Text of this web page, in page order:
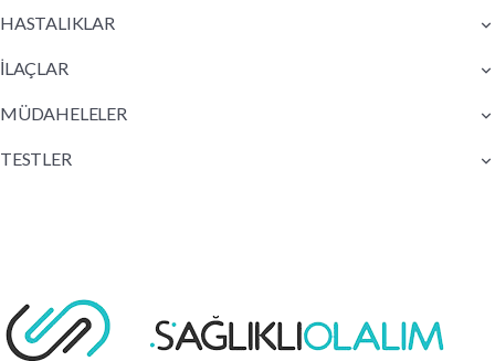
HASTALIKLAR
İLAÇLAR
MÜDAHELELER
TESTLER